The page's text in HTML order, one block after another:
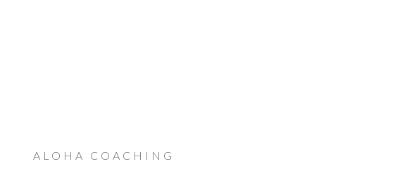
ALOHA COACHING